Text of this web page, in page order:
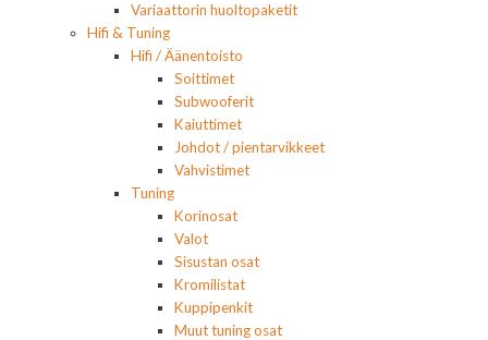
Variaattorin huoltopaketit
Hifi & Tuning
Hifi / Äänentoisto
Soittimet
Subwooferit
Kaiuttimet
Johdot / pientarvikkeet
Vahvistimet
Tuning
Korinosat
Valot
Sisustan osat
Kromilistat
Kuppipenkit
Muut tuning osat